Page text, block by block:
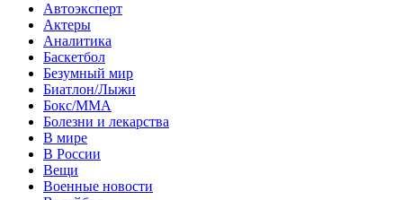
Автоэксперт
Актеры
Аналитика
Баскетбол
Безумный мир
Биатлон/Лыжи
Бокс/MMA
Болезни и лекарства
В мире
В России
Вещи
Военные новости